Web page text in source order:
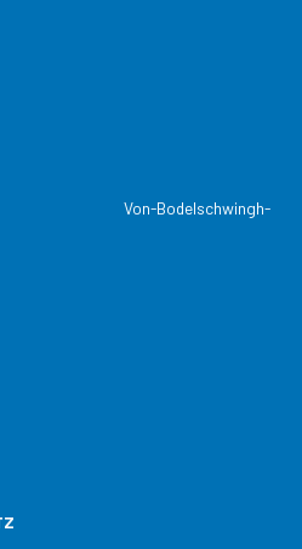
Von-Bodelschwingh-